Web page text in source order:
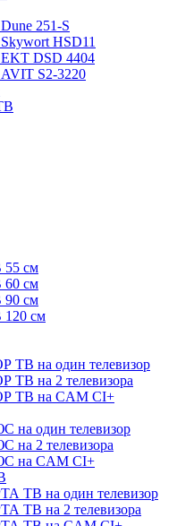
251-S
HSD11
DSD 4404
S2-3220
см
см
см
см
на один телевизор
на 2 телевизора
ТВ на CAM CI+
один телевизор
2 телевизора
на CAM CI+
ТВ на один телевизор
ТВ на 2 телевизора